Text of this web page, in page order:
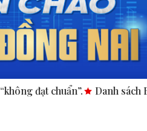
Danh sách Ban Chấp hành